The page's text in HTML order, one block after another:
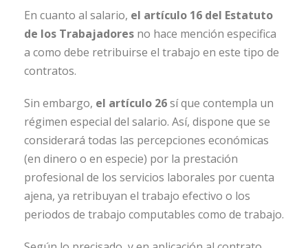
En cuanto al salario, el artículo 16 del Estatuto
de los Trabajadores no hace mención especifica
a como debe retribuirse el trabajo en este tipo de
contratos.
Sin embargo, el artículo 26sí que contempla un
régimen especial del salario. Así, dispone que se
considerará todas las percepciones económicas
(en dinero o en especie) por la prestación
profesional de los servicios laborales por cuenta
ajena, ya retribuyan el trabajo efectivo o los
periodos de trabajo computables como de trabajo.